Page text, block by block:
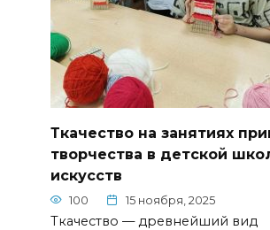
Ткачество на занятиях
творчества в детской
искусств
100 15 ноября, 2025
Ткачество — древнейший вид